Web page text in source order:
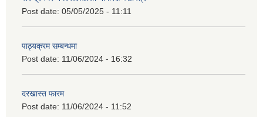
Post date: 05/05/2025 - 11:11
पाठ्यक्रम सम्बन्धमा
Post date: 11/06/2024 - 16:32
दरखास्त फारम
Post date: 11/06/2024 - 11:52